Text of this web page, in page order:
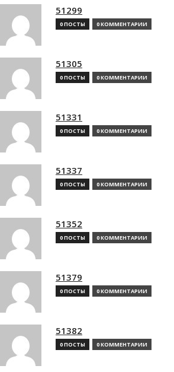
51299
0 ПОСТЫ 0 КОММЕНТАРИИ
51305
0 ПОСТЫ 0 КОММЕНТАРИИ
51331
0 ПОСТЫ 0 КОММЕНТАРИИ
51337
0 ПОСТЫ 0 КОММЕНТАРИИ
51352
0 ПОСТЫ 0 КОММЕНТАРИИ
51379
0 ПОСТЫ 0 КОММЕНТАРИИ
51382
0 ПОСТЫ 0 КОММЕНТАРИИ